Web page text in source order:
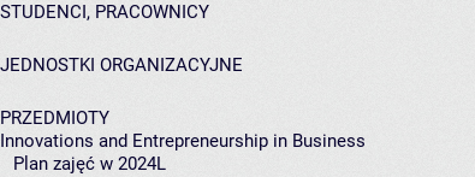
STUDENCI, PRACOWNICY
JEDNOSTKI ORGANIZACYJNE
PRZEDMIOTY
Innovations and Entrepreneurship in Business
Plan zajęć w 2024L